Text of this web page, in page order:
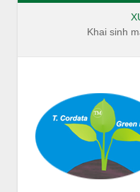
Khai sinh